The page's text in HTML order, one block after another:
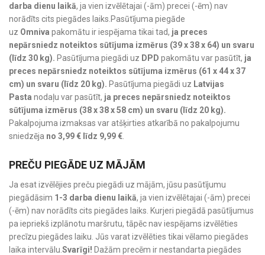
darba dienu laikā, ja vien izvēlētajai (-ām) precei (-ēm) nav
norādīts cits piegādes laiks.Pasūtījuma piegāde
uz Omniva pakomātu ir iespējama tikai tad, ja preces
nepārsniedz noteiktos sūtījuma izmērus (39 x 38 x 64) un svaru
(līdz 30 kg). Pasūtījuma piegādi uz DPD pakomātu var pasūtīt, ja
preces nepārsniedz noteiktos sūtījuma izmērus (61 x 44 x 37
cm) un svaru (līdz 20 kg). Pasūtījuma piegādi uz Latvijas
Pasta nodaļu var pasūtīt, ja preces nepārsniedz noteiktos
sūtījuma izmērus (38 x 38 x 58 cm) un svaru (līdz 20 kg).
Pakalpojuma izmaksas var atšķirties atkarībā no pakalpojumu
sniedzēja no 3,99 € līdz 9,99 €
PREČU PIEGĀDE UZ MĀJĀM
Ja esat izvēlējies preču piegādi uz mājām, jūsu pasūtījumu
piegādāsim 1-3 darba dienu laikā, ja vien izvēlētajai (-ām) precei
(-ēm) nav norādīts cits piegādes laiks. Kurjeri piegādā pasūtījumus
pa iepriekš izplānotu maršrutu, tāpēc nav iespējams izvēlēties
precīzu piegādes laiku. Jūs varat izvēlēties tikai vēlamo piegādes
laika intervālu. Svarīgi! Dažām precēm ir nestandarta piegādes